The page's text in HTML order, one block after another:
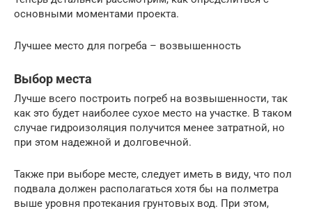
основными моментами проекта.
Лучшее место для погреба – возвышенность
Выбор места
Лучше всего построить погреб на возвышенности, так
как это будет наиболее сухое место на участке. В таком
случае гидроизоляция получится менее затратной, но
при этом надежной и долговечной.
Также при выборе месте, следует иметь в виду, что пол
подвала должен располагаться хотя бы на полметра
выше уровня протекания грунтовых вод. При этом,